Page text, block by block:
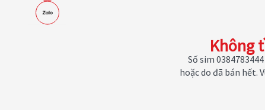
Không
Số sim
hoặc do đã bán hết.